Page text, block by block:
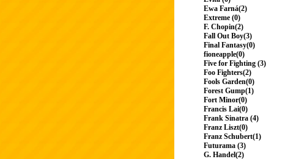
Ewa Farná(2)
Extreme (0)
F. Chopin(2)
Fall Out Boy(3)
Final Fantasy(0)
fioneapple(0)
Five for Fighting (3)
Foo Fighters(2)
Fools Garden(0)
Forest Gump(1)
Fort Minor(0)
Francis Lai(0)
Frank Sinatra (4)
Franz Liszt(0)
Franz Schubert(1)
Futurama (3)
G. Handel(2)